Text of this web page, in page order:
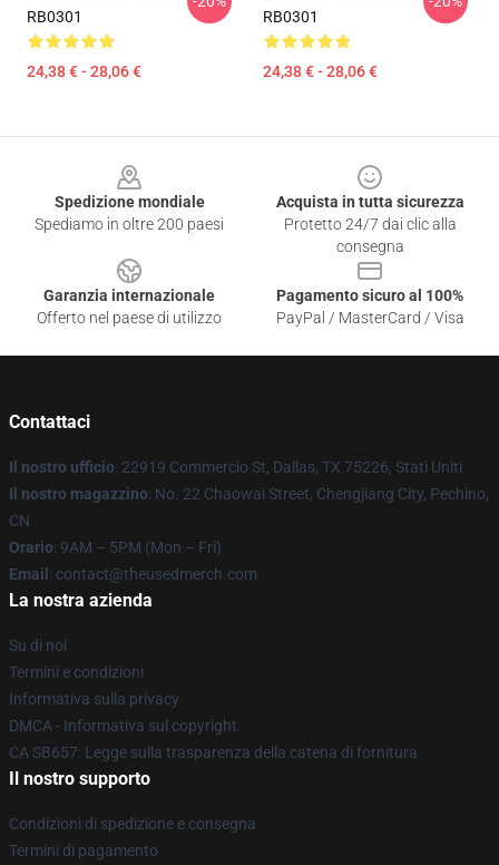
RB0301
24,38 € - 28,06 €
RB0301
24,38 € - 28,06 €
Spedizione mondiale
Spediamo in oltre 200 paesi
Acquista in tutta sicurezza
Protetto 24/7 dai clic alla
consegna
Garanzia internazionale
Offerto nel paese di utilizzo
Pagamento sicuro al 100%
PayPal / MasterCard / Visa
Contattaci
Il nostro ufficio: 22919 Commercio St, Dallas, TX 75226, Stati Uniti
Il nostro magazzino: No. 22 Chaowai Street, Chengjiang City, Pechino,
CN
Orario: 9AM – 5PM (Mon – Fri)
Email : contact@theusedmerch.com
La nostra azienda
Su di noi
Termini e condizioni
Informativa sulla privacy
DMCA - Informativa sul copyright
CA SB657: Legge sulla trasparenza della catena di fornitura
Il nostro supporto
Condizioni di spedizione e consegna
Termini di pagamento